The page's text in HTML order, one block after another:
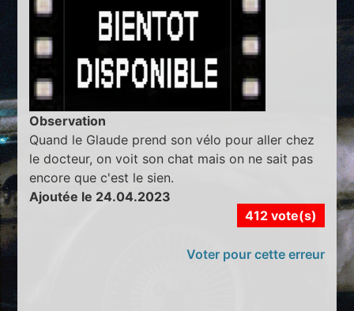
Observation
Quand le Glaude prend son vélo pour aller chez
le docteur, on voit son chat mais on ne sait pas
encore que c'est le sien.
Ajoutée le 24.04.2023
412 vote(s)
Voter pour cette erreur